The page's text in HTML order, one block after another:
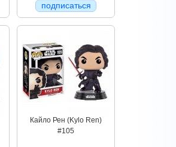
подписаться
Кайло Рен (Kylo Ren)
#105